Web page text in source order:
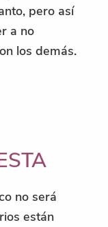
pero así
a no
los demás.
no será
están